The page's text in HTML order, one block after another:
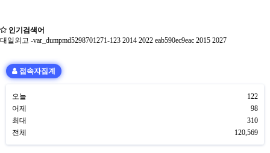
인기검색어
대일외고 -var_dumpmd5298701271-123 2014 2022 eab590ec9eac 2015 2027
접속자집계
오늘
122
어제
98
최대
310
전체
120,569